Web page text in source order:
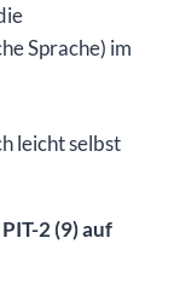
Sprache) im
leicht selbst
2 (9) auf